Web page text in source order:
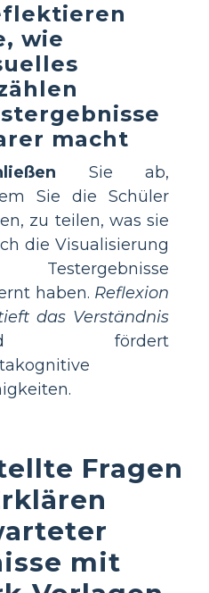
wie
macht
Sie ab,
Sie die Schüler
zu teilen, was sie
die Visualisierung
Testergebnisse
haben. Reflexion
das Verständnis
fördert
Fragen
mit